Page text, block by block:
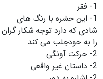
1- فقر
1- این حشره با رنگ های
شادی که دارد توجه شکار گران
را به خودجلب می کند
2- حرکت آونگی
2- داستان غیر واقعی